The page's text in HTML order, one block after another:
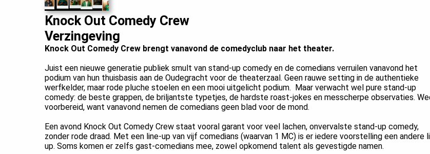
Knock Out Comedy Crew
Verzingeving
Knock Out Comedy Crew brengt vanavond de comedyclub naar het theater.
Juist een nieuwe generatie publiek smult van stand-up comedy en de comedians verruilen vanavond het
podium van hun thuisbasis aan de Oudegracht voor de theaterzaal. Geen rauwe setting in de authentieke
werfkelder, maar rode pluche stoelen en een mooi uitgelicht podium. Maar verwacht wel pure stand-up
comedy: de beste grappen, de briljantste typetjes, de hardste roast-jokes en messcherpe observaties.
voorbereid, want vanavond nemen de comedians geen blad voor de mond.
Een avond Knock Out Comedy Crew staat vooral garant voor veel lachen, onvervalste stand-up comedy,
zonder rode draad. Met een line-up van vijf comedians (waarvan 1 MC) is er iedere voorstelling een andere
up. Soms komen er zelfs gast-comedians mee, zowel opkomend talent als gevestigde namen.
Hierdoor
website-
relevante
tonen
op het
van deze